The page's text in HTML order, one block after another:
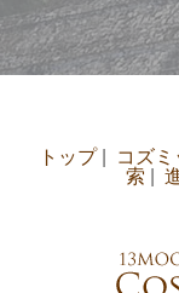
トップ| コズ
索